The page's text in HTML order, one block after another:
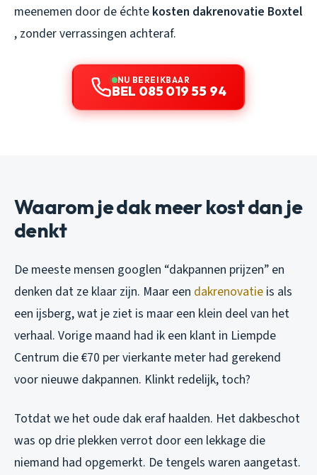
meenemen door de échte kosten dakrenovatie Boxtel
, zonder verrassingen achteraf.
NU BEREIKBAAR
BEL 085 019 55 94
Waarom je dak meer kost dan je
denkt
De meeste mensen googlen “dakpannen prijzen” en
denken dat ze klaar zijn. Maar een dakrenovatie is als
een ijsberg, wat je ziet is maar een klein deel van het
verhaal. Vorige maand had ik een klant in Liempde
Centrum die €70 per vierkante meter had gerekend
voor nieuwe dakpannen. Klinkt redelijk, toch?
Totdat we het oude dak eraf haalden. Het dakbeschot
was op drie plekken verrot door een lekkage die
niemand had opgemerkt. De tengels waren aangetast.